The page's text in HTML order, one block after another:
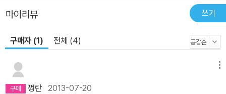
마이리뷰 쓰기
구매자 (1) 전체 (4)
쩡란 2013-07-20